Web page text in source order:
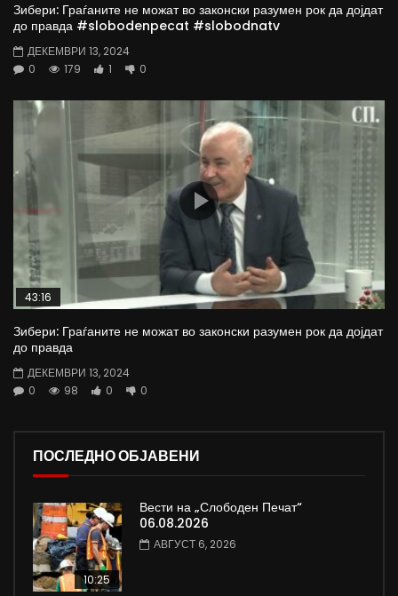
Зибери: Граѓаните не можат во законски разумен рок да дојдат
до правда #slobodenpecat #slobodnatv
ДЕКЕМВРИ 13, 2024
0
179 1 0
43:16
Зибери: Граѓаните не можат во законски разумен рок да дојдат
до правда
ДЕКЕМВРИ 13, 2024
0
98 0 0
ПОСЛЕДНО ОБЈАВЕНИ
10:25
Вести на „Слободен Печат“
06.08.2026
АВГУСТ 6, 2026